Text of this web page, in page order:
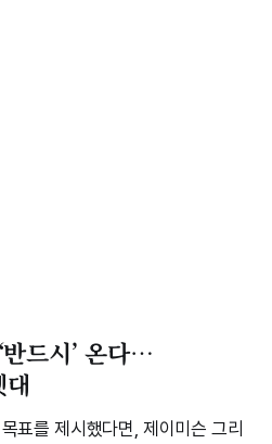
반드시’ 온다…
표를 제시했다면, 제이미슨 그리